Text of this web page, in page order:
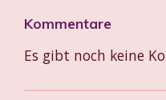
Kommentare
Es gibt noch keine